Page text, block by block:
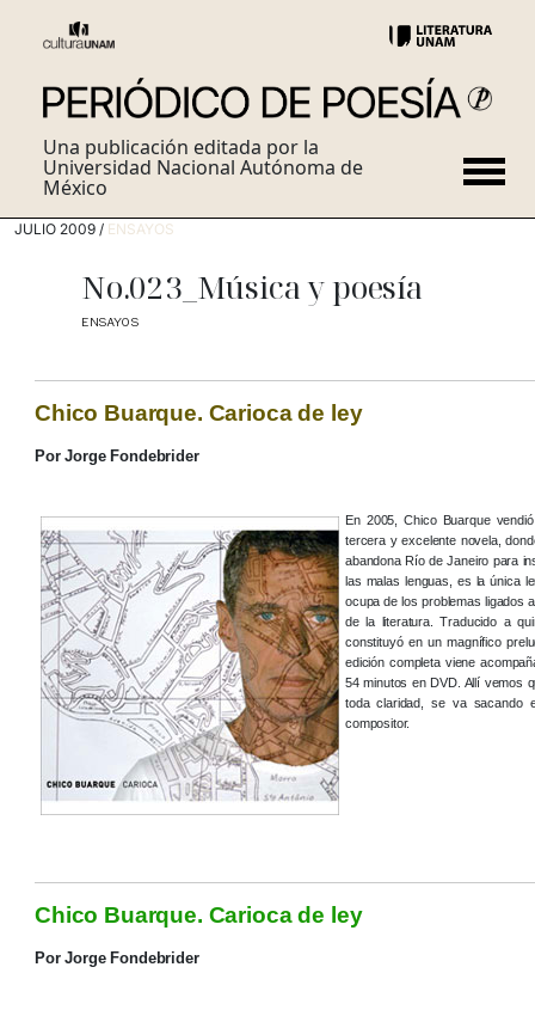
Una publicación editada por la
Universidad Nacional Autónoma de
México
JULIO 2009 / ENSAYOS
No.023_Música y poesía
ENSAYOS
Chico Buarque. Carioca de ley
Por Jorge Fondebrider
En 2005, Chico Buarque
tercera y excelente novela,
abandona Río de Janeiro para
las malas lenguas, es la única
ocupa de los problemas ligados
de la literatura. Traducido a
constituyó en un magnífico
edición completa viene
54 minutos en DVD. Allí vemos
toda claridad, se va sacando
compositor.
Chico Buarque. Carioca de ley
Por Jorge Fondebrider